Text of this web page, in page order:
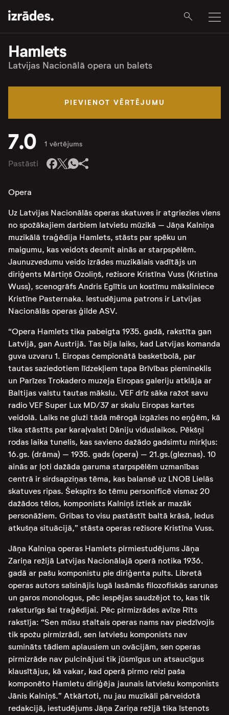
Hamlets
Latvijas Nacionālā opera un balets
PIEVIENOT VĒRTĒJUMU
7.0 1 vērtējums
Pastāsti
Opera
Uz Latvijas Nacionālās operas skatuves ir atgriezies viens
no spožākajiem darbiem latviešu mūzikā – Jāņa Kalniņa
muzikālā traģēdija Hamlets, stāsts par spēku un
maigumu, kas veidots desmit ainās ar starpspēlēm.
Jaunuzvedumu veido izrādes muzikālais vadītājs un
diriģents Mārtiņš Ozoliņš, režisore Kristīna Vuss (Kristina
Wuss), scenogrāfs Andris Eglītis un kostīmu māksliniece
Kristīne Pasternaka. Iestudējuma patrons ir Latvijas
Nacionālās operas ģilde ASV.
“Opera Hamlets tika pabeigta 1935. gadā, rakstīta gan
Latvijā, gan Austrijā. Tas bija laiks, kad Latvijas komanda
guva uzvaru 1. Eiropas čempionātā basketbolā, par
tautas saziedotiem līdzekļiem tapa Brīvības piemineklis
un Parīzes Trokadero muzeja Eiropas galeriju atklāja ar
Baltijas valstu tautas mākslu. VEF drīz sāka ražot savu
radio VEF Super Lux MD/37 ar skalu Eiropas kartes
veidolā. Laiks ne gluži tādā mērogā izgāzies no eņģēm, kā
tika stāstīts par karaļvalsti Dāniju viduslaikos. Pēkšņi
rodas laika tunelis, kas savieno dažādo gadsimtu mirkļus:
16.gs. (drāma) – 1935. gads (opera) – 21.gs.(gleznas). 10
ainās ar ļoti dažāda garuma starpspēlēm uzmanības
centrā ir sirdsapziņas tēma, kas balansē uz LNOB Lielās
skatuves ripas. Šekspīrs šo tēmu personificē vismaz 20
dažādos tēlos, komponists Kalniņš iztiek ar mazāk
personāžiem. Gribas to visu pastāstīt baltā krāsā, ledus
atkušņa situācijā,” stāsta operas režisore Kristīna Vuss.
Jāņa Kalniņa operas Hamlets pirmiestudējums Jāņa
Zariņa režijā Latvijas Nacionālajā operā notika 1936.
gadā ar pašu komponistu pie diriģenta pults. Libretā
operas autors saīsinājis lugā lasāmās filozofiskās sarunas
un garos monologus, pēc iespējas saudzējot to, kas tik
raksturīgs šai traģēdijai. Pēc pirmizrādes avīze Rīts
rakstīja: “Sen mūsu staltais operas nams nav piedzīvojis
tik spožu pirmizrādi, sen latviešu komponists nav
sumināts tādiem aplausiem un ovācijām, sen operas
pirmizrāde nav pulcinājusi tik jūsmīgus un atsaucīgus
klausītājus, kā vakar, kad operā pirmo reizi paša
komponēto Hamletu diriģēja jaunais latviešu komponists
Jānis Kalniņš.” Atkārtoti, nu jau muzikāli pārveidotā
redakcijā, iestudējums Jāņa Zariņa režijā tika īstenots